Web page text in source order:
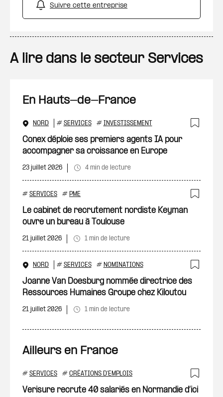
Suivre cette entreprise
A lire dans le secteur Services
En Hauts-de-France
NORD # SERVICES # INVESTISSEMENT
Conex déploie ses premiers agents IA pour
accompagner sa croissance en Europe
23 juillet 2026 4 min de lecture
# SERVICES # PME
Le cabinet de recrutement nordiste Keyman
ouvre un bureau à Toulouse
21 juillet 2026 1 min de lecture
NORD # SERVICES # NOMINATIONS
Joanne Van Doesburg nommée directrice des
Ressources Humaines Groupe chez Kiloutou
21 juillet 2026 1 min de lecture
Ailleurs en France
# SERVICES # CRÉATIONS D'EMPLOIS
Verisure recrute 40 salariés en Normandie d’ici